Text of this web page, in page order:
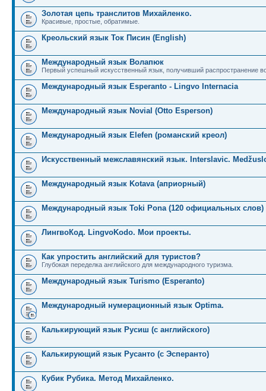
Золотая цепь транслитов Михайленко.
Красивые, простые, обратимые.
Креольский язык Ток Писин (English)
Международный язык Волапюк
Первый успешный искусственный язык, получивший распространение
Международный язык Esperanto - Lingvo Internacia
Международный язык Novial (Otto Esperson)
Международный язык Elefen (романский креол)
Искусственный межславянский язык. Interslavic.
Международный язык Kotava (априорный)
Международный язык Toki Pona (120 официальных слов)
ЛингвоКод. LingvoKodo. Мои проекты.
Как упростить английский для туристов?
Глубокая переделка английского для международного туризма.
Международный язык Turismo (Esperanto)
Международный нумерационный язык Optima.
Калькирующий язык Русиш (с английского)
Калькирующий язык Русанто (с Эсперанто)
Кубик Рубика. Метод Михайленко.